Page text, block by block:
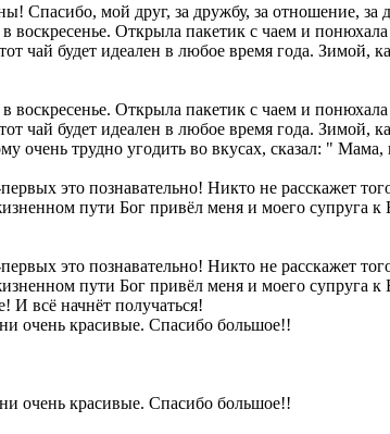
Спасибо, мой друг, за дружбу, за отношение, за
Открыла пакетик с чаем и
чай будет идеален в любое время года. Зимой,
Открыла пакетик с чаем и
чай будет идеален в любое время года. Зимой,
очень трудно угодить во вкусах, сказал: "
это познавательно! Никто не расскажет
пути Бог привёл меня и моего
это познавательно! Никто не расскажет
пути Бог привёл меня и моего
И всё начнёт получаться!
очень красивые. Спасибо большое!!
очень красивые. Спасибо большое!!